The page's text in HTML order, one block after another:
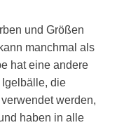
und Größen
manchmal als
hat eine andere
die
werden,
haben in alle